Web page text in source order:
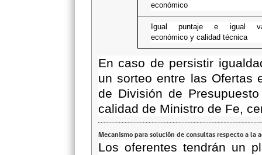
económico
Igual puntaje e igual
económico y calidad técnica
En caso de persistir
un sorteo entre las Ofertas
de División de
calidad de Ministro de Fe,
Mecanismo para solución de consultas respecto a la
Los oferentes tendrán un